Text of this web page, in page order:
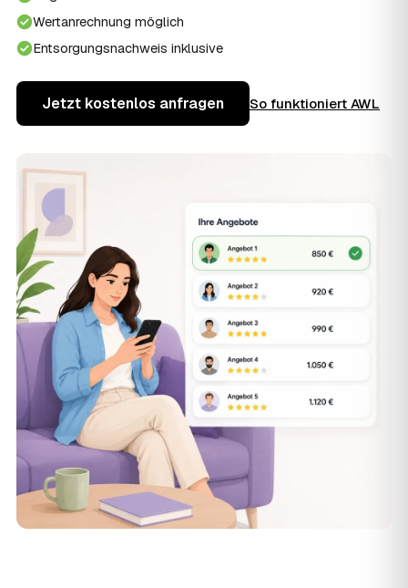
Wertanrechnung möglich
Entsorgungsnachweis inklusive
Jetzt kostenlos anfragen So funktioniert AWL